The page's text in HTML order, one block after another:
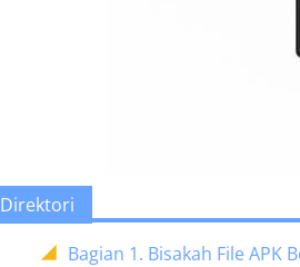
Direktori
Bagian 1. Bisakah File APK